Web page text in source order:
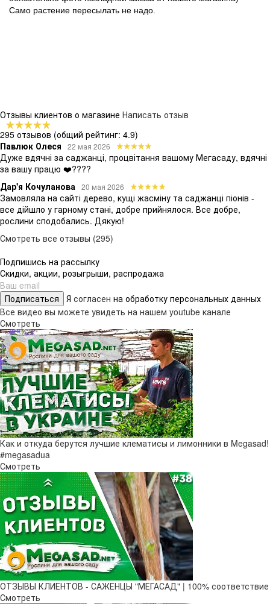
Само растение пересылать не надо.
Отзывы клиентов о магазине Написать отзыв
295 отзывов (общий рейтинг: 4.9)
Павлюк Олеся
22 мая 2026
Дуже вдячні за саджанці, процвітання вашому Мегасаду, вдячні
за вашу працю ❤️????
Дар'я Кочуланова
20 мая 2026
Замовляла на сайті дерево, кущі жасміну та саджанці піонів -
все дійшло у гарному стані, добре прийнялося. Все добре,
рослини сподобались. Дякую!
Смотреть все отзывы (295)
Подпишись на рассылку
Скидки, акции, розыгрыши, распродажа
Подписаться Я согласен на обработку персональных данных
Все видео вы можете увидеть на нашем youtube канале
Смотреть
Как и откуда берутся лучшие клематисы и лимонники в Megasad!
#megasadua
Смотреть
ОТЗЫВЫ КЛИЕНТОВ - САЖЕНЦЫ "МЕГАСАД" | 100% соответствие
Смотреть